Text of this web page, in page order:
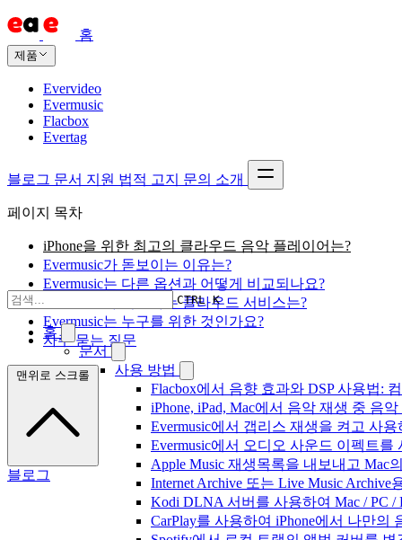
홈
제품
Evervideo
Evermusic
Flacbox
Evertag
블로그 문서 지원 법적 고지 문의 소개
CTRL K
홈
문서
사용 방법
Flacbox에서 음향 효과와 DSP 사용법:
iPhone, iPad, Mac에서 음악 재생 중 음
Evermusic에서 갭리스 재생을 켜고 사
Evermusic에서 오디오 사운드 이펙트
Apple Music 재생목록을 내보내고 Mac
Internet Archive 또는 Live Music
Kodi DLNA 서버를 사용하여 Mac / PC
CarPlay를 사용하여 iPhone에서 나만의
페이지 목차
iPhone을 위한 최고의 클라우드 음악 플레이어는?
Evermusic가 돋보이는 이유는?
Evermusic는 다른 옵션과 어떻게 비교되나요?
Evermusic가 지원하는 클라우드 서비스는?
Evermusic는 누구를 위한 것인가요?
자주 묻는 질문
맨위로 스크롤
블로그